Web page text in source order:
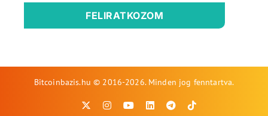
FELIRATKOZOM
Bitcoinbazis.hu © 2016-2026. Minden jog fenntartva.